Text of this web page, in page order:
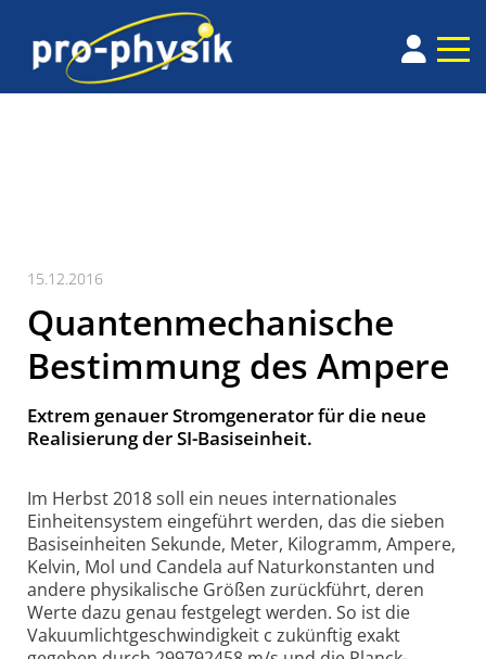
15.12.2016
Quantenmechanische
Bestimmung des Ampere
Extrem genauer Stromgenerator für die neue
Reali­sierung der SI-Basis­einheit.
Im Herbst 2018 soll ein neues internationales
Einheitensystem ein­ge­führt werden, das die sieben
Basis­ein­heiten Sekunde, Meter, Kilo­gramm, Ampere,
Kelvin, Mol und Candela auf Natur­konstanten und
andere physi­ka­lische Größen zurück­führt, deren
Werte dazu genau fest­gelegt werden. So ist die
Vakuum­licht­geschwin­dig­keit c zu­künftig exakt